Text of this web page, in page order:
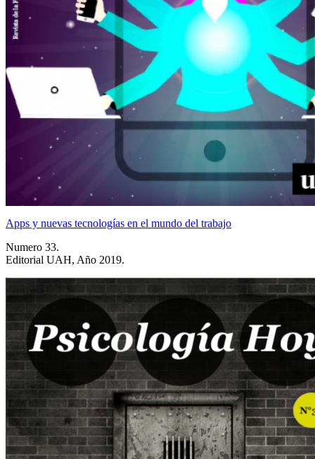
Apps y nuevas tecnologías en el mundo del trabajo
Numero 33.
Editorial UAH, Año 2019.